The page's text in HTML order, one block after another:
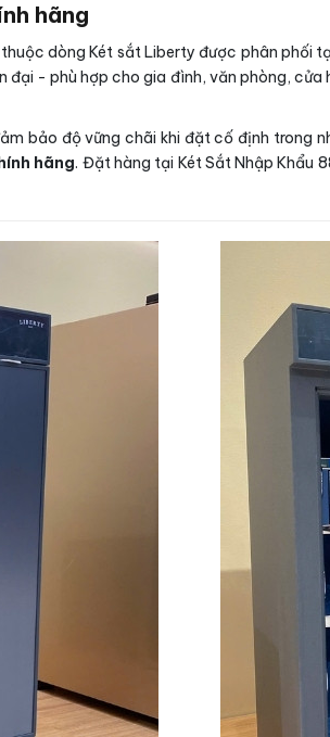
hãng
dòng Két sắt Liberty được phân phối
đại - phù hợp cho gia đình, văn phòng,
bảo độ vững chãi khi đặt cố định trong
hãng. Đặt hàng tại Két Sắt Nhập Khẩu